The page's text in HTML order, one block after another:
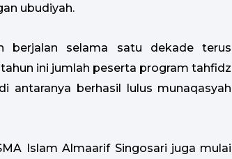
ubudiyah.
berjalan selama satu dekade terus
ini jumlah peserta program tahfidz
antaranya berhasil lulus munaqasyah
Islam Almaarif Singosari juga mulai